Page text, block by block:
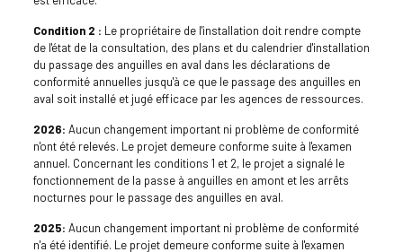
Condition 2 : Le propriétaire de l'installation doit rendre compte
de l'état de la consultation, des plans et du calendrier d'installation
du passage des anguilles en aval dans les déclarations de
conformité annuelles jusqu'à ce que le passage des anguilles en
aval soit installé et jugé efficace par les agences de ressources.
2026: Aucun changement important ni problème de conformité
n'ont été relevés. Le projet demeure conforme suite à l'examen
annuel. Concernant les conditions 1 et 2, le projet a signalé le
fonctionnement de la passe à anguilles en amont et les arrêts
nocturnes pour le passage des anguilles en aval.
2025: Aucun changement important ni problème de conformité
n'a été identifié. Le projet demeure conforme suite à l'examen